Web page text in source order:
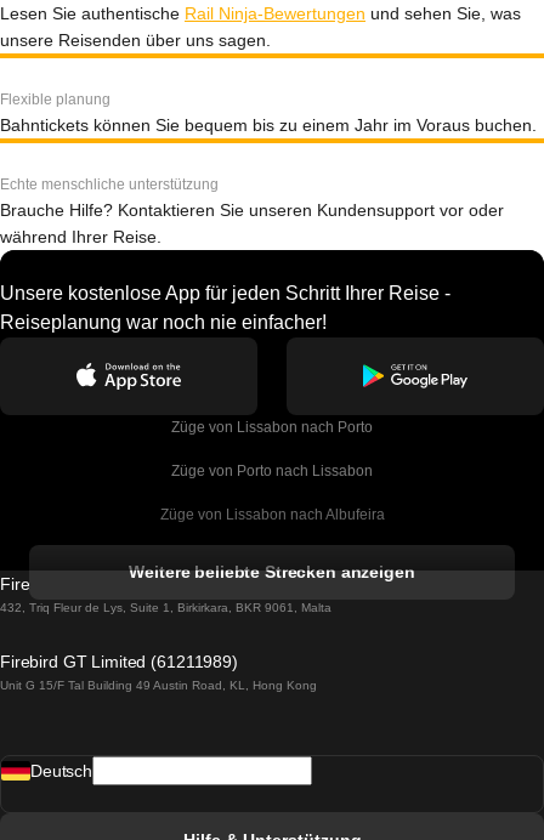
Lesen Sie authentische Rail Ninja-Bewertungen und sehen Sie, was
unsere Reisenden über uns sagen.
Flexible planung
Bahntickets können Sie bequem bis zu einem Jahr im Voraus buchen.
Echte menschliche unterstützung
Brauche Hilfe? Kontaktieren Sie unseren Kundensupport vor oder
während Ihrer Reise.
Unsere kostenlose App für jeden Schritt Ihrer Reise -
Reiseplanung war noch nie einfacher!
Züge von Lissabon nach Porto
Züge von Porto nach Lissabon
Züge von Lissabon nach Albufeira
Züge von Lissabon nach Lagos
Züge von Lissabon nach Madrid
Weitere beliebte Strecken anzeigen
Firebird GT Limited (OC 1451)
432, Triq Fleur de Lys, Suite 1, Birkirkara, BKR 9061, Malta
Firebird GT Limited (61211989)
Unit G 15/F Tal Building 49 Austin Road, KL, Hong Kong
Deutsch